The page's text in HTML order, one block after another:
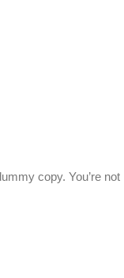
copy. You’re not